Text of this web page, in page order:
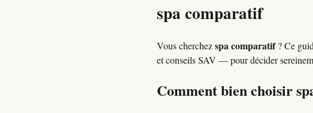
spa comparatif
Vous cherchezspa comparatif? Ce
et conseils SAV — pour décider
Comment bien choisir